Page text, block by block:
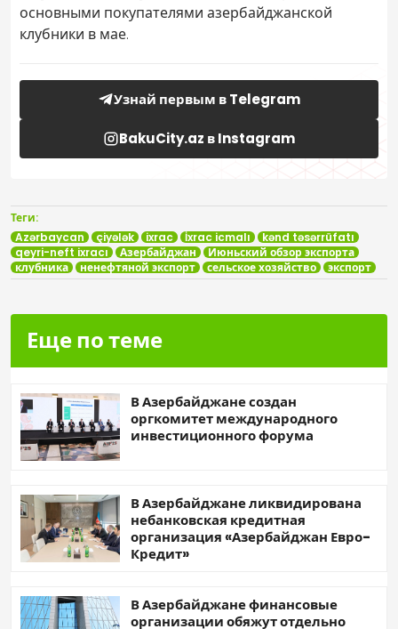
основными покупателями азербайджанской
клубники в мае.
Узнай первым в Telegram
BakuCity.az в Instagram
Теги:
Azərbaycan
çiyələk ixrac İxrac icmalı
kənd təsərrüfatı
qeyri-neft ixracı
Азербайджан
Июньский обзор экспорта
клубника
ненефтяной экспорт сельское хозяйство экспорт
Еще по теме
В Азербайджане создан
оргкомитет международного
инвестиционного форума
В Азербайджане ликвидирована
небанковская кредитная
организация «Азербайджан Евро-
Кредит»
В Азербайджане финансовые
организации обяжут отдельно